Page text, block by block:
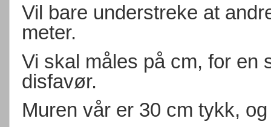
Vil bare understreke at
meter.
Vi skal måles på cm, for en
disfavør.
Muren vår er 30 cm tykk,